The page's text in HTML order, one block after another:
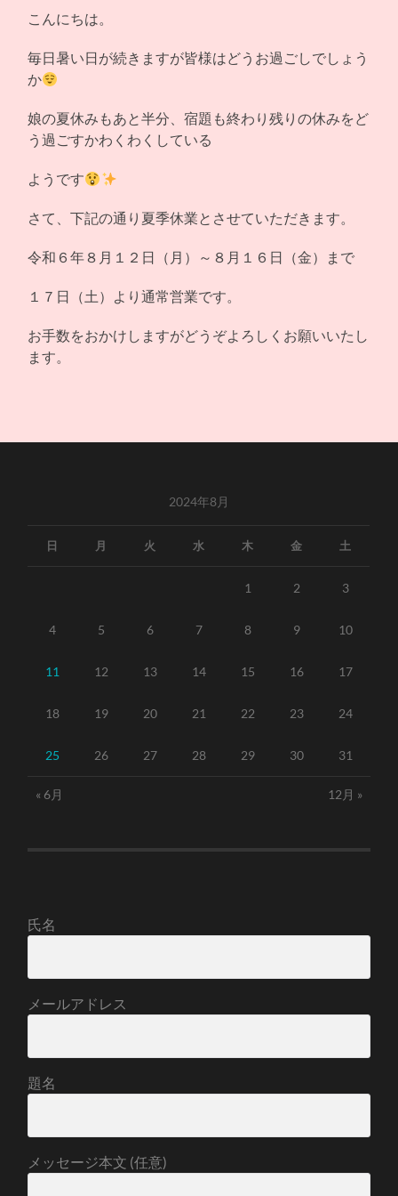
こんにちは。
毎日暑い日が続きますが皆様はどうお過ごしでしょう
か
娘の夏休みもあと半分、宿題も終わり残りの休みをど
う過ごすかわくわくしている
ようです
さて、下記の通り夏季休業とさせていただきます。
令和６年８月１２日（月）～８月１６日（金）まで
１７日（土）より通常営業です。
お手数をおかけしますがどうぞよろしくお願いいたし
ます。
2024年8月
日 月 火 水 木 金 土
1 2 3
4 5 6 7 8 9 10
11 12 13 14 15 16 17
18 19 20 21 22 23 24
25 26 27 28 29 30 31
« 6月 12月 »
氏名
メールアドレス
題名
メッセージ本文 (任意)